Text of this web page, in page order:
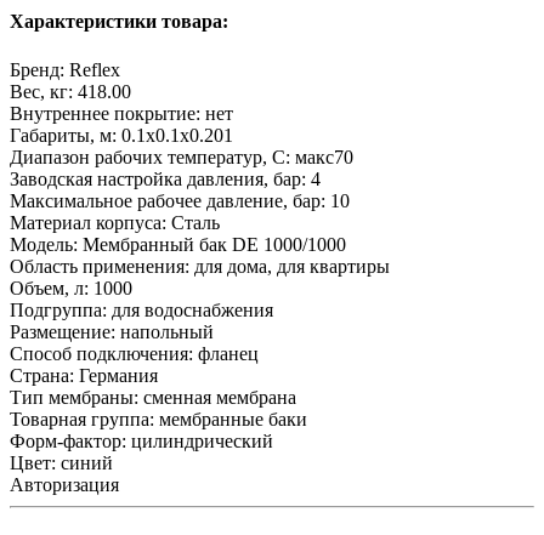
Характеристики товара:
Бренд: Reflex
Вес, кг: 418.00
Внутреннее покрытие: нет
Габариты, м: 0.1x0.1x0.201
Диапазон рабочих температур, С: макс70
Заводская настройка давления, бар: 4
Максимальное рабочее давление, бар: 10
Материал корпуса: Сталь
Модель: Мембранный бак DE 1000/1000
Область применения: для дома, для квартиры
Объем, л: 1000
Подгруппа: для водоснабжения
Размещение: напольный
Способ подключения: фланец
Страна: Германия
Тип мембраны: сменная мембрана
Товарная группа: мембранные баки
Форм-фактор: цилиндрический
Цвет: синий
Авторизация